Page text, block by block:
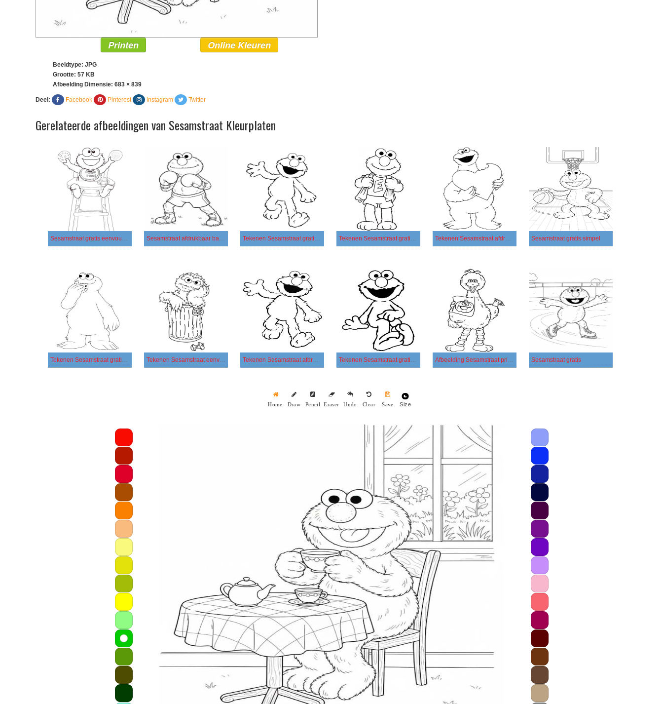
Printen Online Kleuren
Beeldtype: JPG
Grootte: 57 KB
Afbeelding Dimensie: 683 × 839
Deel: Facebook Pinterest Instagram Twitter
Gerelateerde afbeeldingen van Sesamstraat Kleurplaten
Sesamstraat gratis eenvoudig Sesamstraat afdrukbaar basis Tekenen Sesamstraat gratis basis Tekenen Sesamstraat gratis afdrukbaar basis Tekenen Sesamstraat afdrukbaar voor kinderen Sesamstraat gratis simpel
Tekenen Sesamstraat gratis afdrukbaar Tekenen Sesamstraat eenvoudig Tekenen Sesamstraat afdrukbaar eenvoudig Tekenen Sesamstraat gratis afdrukbaar simpel Afbeelding Sesamstraat printbaar Sesamstraat gratis
Home Draw Pencil Eraser Undo Clear Save Size